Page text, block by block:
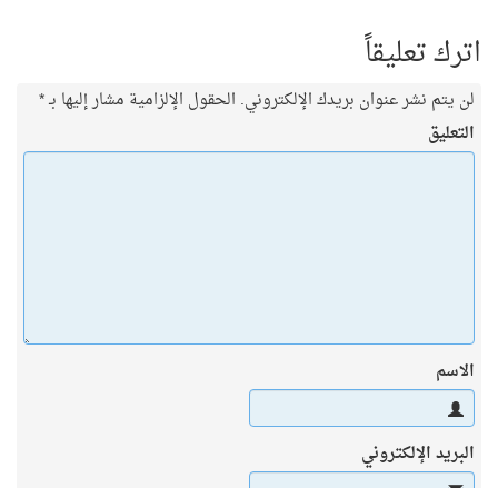
اترك تعليقاً
لن يتم نشر عنوان بريدك الإلكتروني. الحقول الإلزامية مشار إليها بـ*
التعليق
الاسم
البريد الإلكتروني